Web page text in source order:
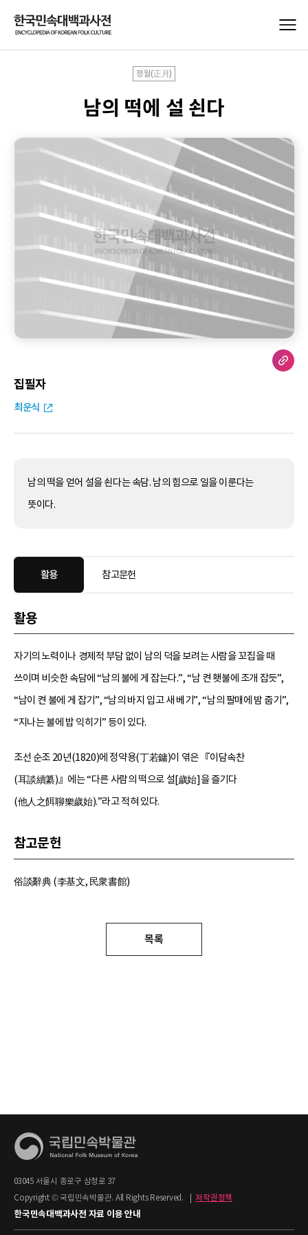
정월(正月)
남의 떡에 설 쇤다
집필자
최운식
남의 떡을 얻어 설을 쇤다는 속담. 남의 힘으로 일을 이룬다는
뜻이다.
활용 참고문헌
활용
자기의 노력이나 경제적 부담 없이 남의 덕을 보려는 사람을 꼬집을 때
쓰이며 비슷한 속담에 “남의 불에 게 잡는다.”, “남 켠 횃불에 조개 잡듯”,
“남이 켠 불에 게 잡기”, “남의 바지 입고 새 베기”, “남의 팔매에 밤 줍기”,
“지나는 불에 밥 익히기” 등이 있다.
조선 순조 20년(1820)에 정약용(丁若鏞)이 엮은 『이담속찬
(耳談續纂)』에는 “다른 사람의 떡으로 설[歲始]을 즐기다
(他人之餌聊樂歲始).”라고 적혀 있다.
참고문헌
俗談辭典 (李基文, 民衆書館)
목록
03045 서울시 종로구 삼청로 37
Copyright © 국립민속박물관. All Rights Reserved.
저작권정책
한국민속대백과사전 자료 이용 안내